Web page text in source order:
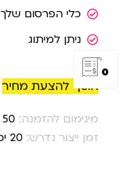
0
כלי הפרסום שלך
ניתן למיתוג
הוסף להצעת מחיר
מינימום להזמנה: 50 פריטים
זמן ייצור נדרש: 20 ימי עסקים